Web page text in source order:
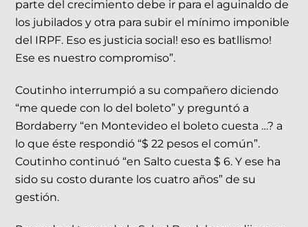
parte del crecimiento debe ir para el aguinaldo de
los jubilados y otra para subir el mínimo imponible
del IRPF. Eso es justicia social! eso es batllismo!
Ese es nuestro compromiso”.
Coutinho interrumpió a su compañero diciendo
“me quede con lo del boleto” y preguntó a
Bordaberry “en Montevideo el boleto cuesta …? a
lo que éste respondió “$ 22 pesos el común”.
Coutinho continuó “en Salto cuesta $ 6. Y ese ha
sido su costo durante los cuatro años” de su
gestión.